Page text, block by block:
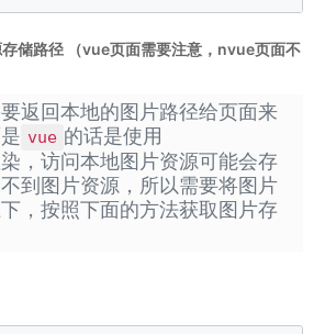
储路径 （vue页面需要注意，nvue页面不
返回本地的图片路径给页面来
vue 的话是使用
，访问本地图片资源可能会存
到图片资源，所以需要将图片
，按照下面的方法获取图片存